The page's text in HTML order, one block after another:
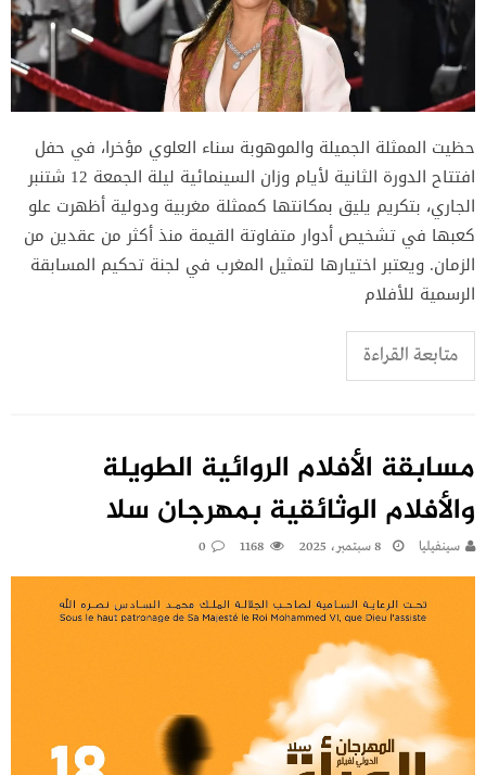
حظيت الممثلة الجميلة والموهوبة سناء العلوي مؤخرا، في حفل
افتتاح الدورة الثانية لأيام وزان السينمائية ليلة الجمعة 12 شتنبر
الجاري، بتكريم يليق بمكانتها كممثلة مغربية ودولية أظهرت علو
كعبها في تشخيص أدوار متفاوتة القيمة منذ أكثر من عقدين من
الزمان. ويعتبر اختيارها لتمثيل المغرب في لجنة تحكيم المسابقة
الرسمية للأفلام
متابعة القراءة
مسابقة الأفلام الروائية الطويلة
والأفلام الوثائقية بمهرجان سلا
سينفيليا 8 سبتمبر، 2025 1168
0